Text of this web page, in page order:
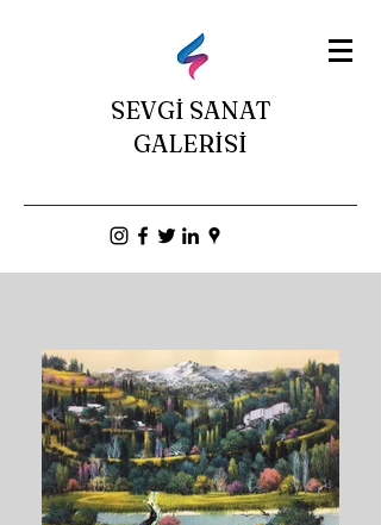
SEVGİ SANAT
GALERİSİ